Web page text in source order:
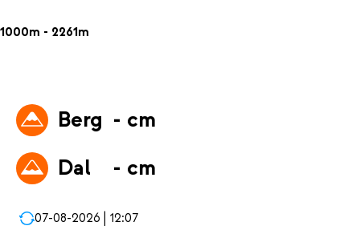
1000m - 2261m
Berg - cm
Dal
- cm
07-08-2026 | 12:07